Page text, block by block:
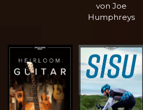
von Joe
Humphreys